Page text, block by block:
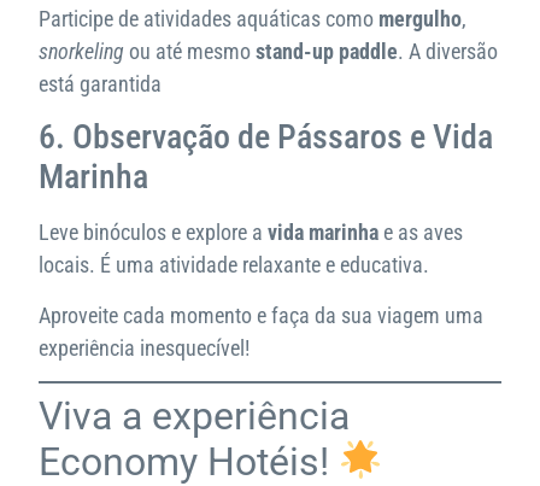
Participe de atividades aquáticas como mergulho,
snorkeling ou até mesmostand-up paddle. A diversão
está garantida
6. Observação de Pássaros e Vida
Marinha
Leve binóculos e explore a vida marinha e as aves
locais. É uma atividade relaxante e educativa.
Aproveite cada momento e faça da sua viagem uma
experiência inesquecível!
Viva a experiência
Economy Hotéis!